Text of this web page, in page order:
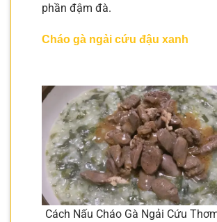
phần đậm đà.
Cháo gà ngải cứu đậu xanh
Cách Nấu Cháo Gà Ngải Cứu